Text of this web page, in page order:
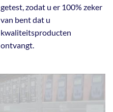
getest, zodat u er 100% zeker
van bent dat u
kwaliteitsproducten
ontvangt.